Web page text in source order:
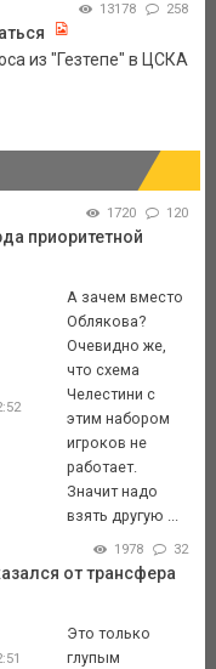
13178 258
из "Гезтепе" в ЦСКА
1720 120
приоритетной
А зачем вместо
Облякова?
Очевидно же,
что схема
Челестини с
этим набором
игроков не
работает.
Значит надо
взять другую ...
1978 32
от трансфера
Это только
глупым